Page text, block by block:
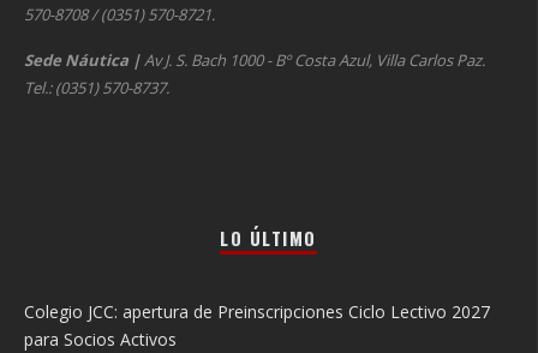
570-8708 / (0351) 570-8721.
Sede Náutica |Av J. S. Bach 1000 - Bº Costa Azul, Villa Carlos Paz.
Tel.: (0351) 570-8737.
LO ÚLTIMO
Colegio JCC: apertura de Preinscripciones Ciclo Lectivo 2027
para Socios Activos